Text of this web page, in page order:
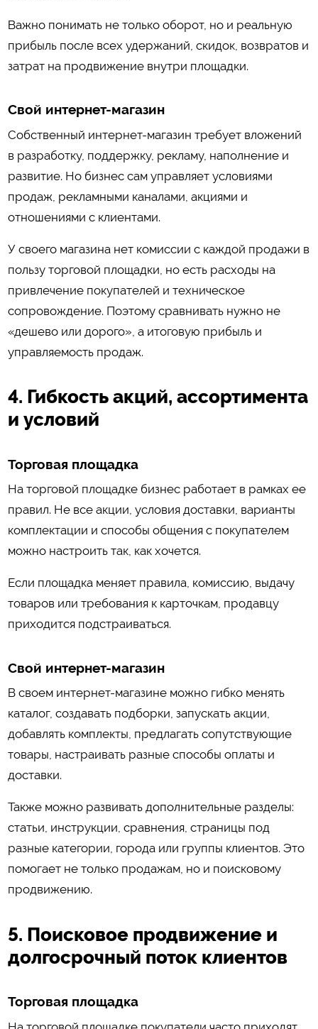
Важно понимать не только оборот, но и реальную
прибыль после всех удержаний, скидок, возвратов и
затрат на продвижение внутри площадки.
Свой интернет-магазин
Собственный интернет-магазин требует вложений
в разработку, поддержку, рекламу, наполнение и
развитие. Но бизнес сам управляет условиями
продаж, рекламными каналами, акциями и
отношениями с клиентами.
У своего магазина нет комиссии с каждой продажи в
пользу торговой площадки, но есть расходы на
привлечение покупателей и техническое
сопровождение. Поэтому сравнивать нужно не
«дешево или дорого», а итоговую прибыль и
управляемость продаж.
4. Гибкость акций, ассортимента
и условий
Торговая площадка
На торговой площадке бизнес работает в рамках ее
правил. Не все акции, условия доставки, варианты
комплектации и способы общения с покупателем
можно настроить так, как хочется.
Если площадка меняет правила, комиссию, выдачу
товаров или требования к карточкам, продавцу
приходится подстраиваться.
Свой интернет-магазин
В своем интернет-магазине можно гибко менять
каталог, создавать подборки, запускать акции,
добавлять комплекты, предлагать сопутствующие
товары, настраивать разные способы оплаты и
доставки.
Также можно развивать дополнительные разделы:
статьи, инструкции, сравнения, страницы под
разные категории, города или группы клиентов. Это
помогает не только продажам, но и поисковому
продвижению.
5. Поисковое продвижение и
долгосрочный поток клиентов
Торговая площадка